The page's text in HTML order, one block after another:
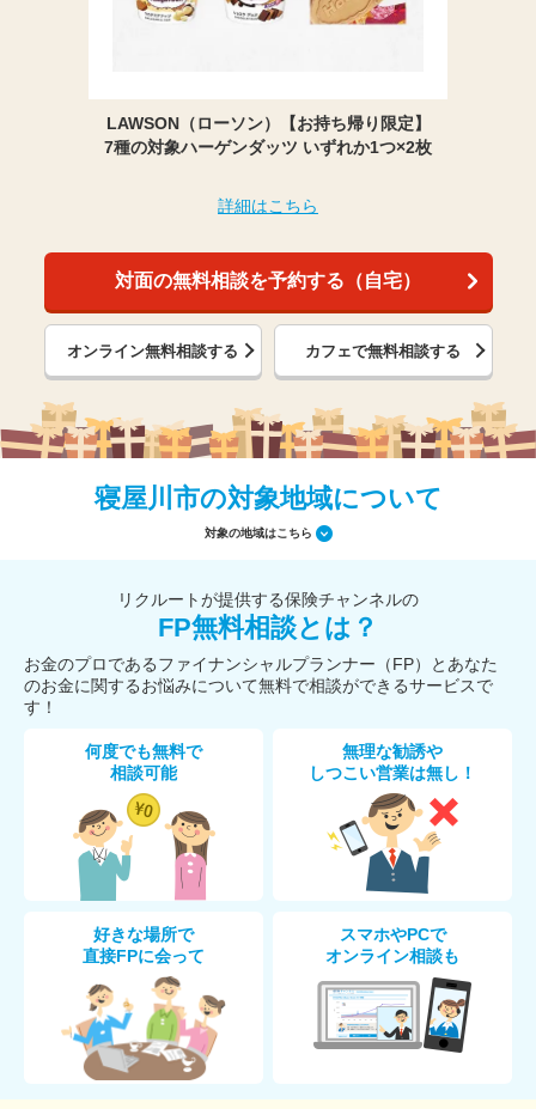
LAWSON（ローソン）【お持ち帰り限定】
7種の対象ハーゲンダッツ いずれか1つ×2枚
詳細はこちら
対面の無料相談を予約する（自宅）
オンライン無料相談する カフェで無料相談する
寝屋川市の対象地域について
対象の地域はこちら
リクルートが提供する保険チャンネルの
FP無料相談とは？
お金のプロであるファイナンシャルプランナー（FP）とあなた
のお金に関するお悩みについて無料で相談ができるサービスで
す！
何度でも無料で
相談可能
無理な勧誘や
しつこい営業は無し！
好きな場所で
直接FPに会って
スマホやPCで
オンライン相談も